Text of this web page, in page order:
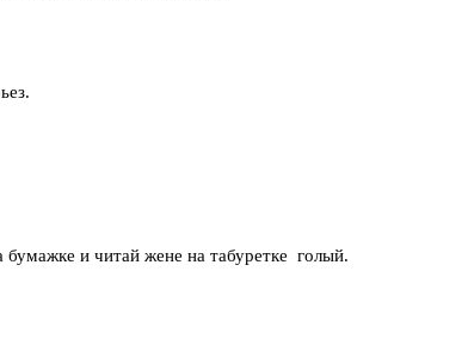
и читай жене на табуретке голый.